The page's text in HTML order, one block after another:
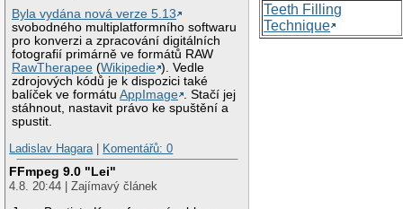
Byla vydána nová verze 5.13
svobodného multiplatformního softwaru
pro konverzi a zpracování digitálních
fotografií primárně ve formátů RAW
RawTherapee (Wikipedie ). Vedle
zdrojových kódů je k dispozici také
balíček ve formátuAppImage . Stačí jej
stáhnout, nastavit právo ke spuštění a
spustit.
Ladislav Hagara
Komentářů: 0
FFmpeg 9.0 "Lei"
4.8. 20:44 | Zajímavý článek
Teeth Filling
Technique